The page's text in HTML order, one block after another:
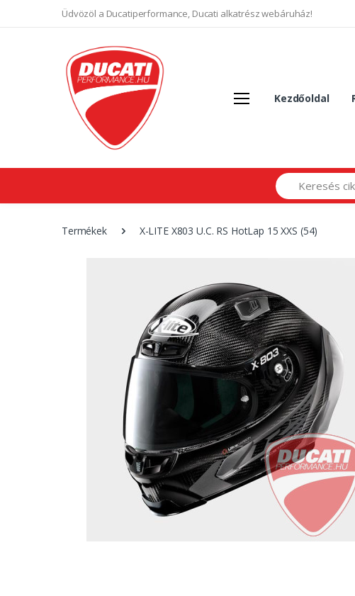
Üdvözöl a Ducatiperformance, Ducati alkatrész webáruház!
Kezdőoldal
Search
Termékek X-LITE X803 U.C. RS HotLap 15 XXS (54)